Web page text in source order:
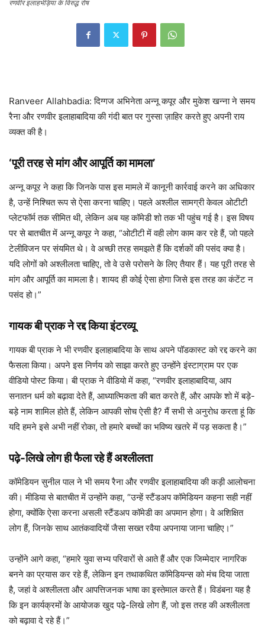
रणवीर इलाहभेड़िया के विरुद्ध रोष
Ranveer Allahbadia: दिग्गज अभिनेता अन्नू कपूर और मुकेश खन्ना ने समय
रैना और रणवीर इलाहाबादिया की गंदी बात पर गुस्सा ज़ाहिर करते हुए अपनी राय
व्यक्त की है।
‘पूरी तरह से मांग और आपूर्ति का मामला’
अन्नू कपूर ने कहा कि जिनके पास इस मामले में कानूनी कार्रवाई करने का अधिकार
है, उन्हें निश्चित रूप से ऐसा करना चाहिए। पहले अश्लील सामग्री केवल ओटीटी
प्लेटफॉर्म तक सीमित थी, लेकिन अब यह कॉमेडी शो तक भी पहुंच गई है। इस विषय
पर से बातचीत में अन्नू कपूर ने कहा, “ओटीटी में वही लोग काम कर रहे हैं, जो पहले
टेलीविजन पर संयमित थे। वे अच्छी तरह समझते हैं कि दर्शकों की पसंद क्या है।
यदि लोगों को अश्लीलता चाहिए, तो वे उसे परोसने के लिए तैयार हैं। यह पूरी तरह से
मांग और आपूर्ति का मामला है। शायद ही कोई ऐसा होगा जिसे इस तरह का कंटेंट न
पसंद हो।”
गायक बी प्राक ने रद्द किया इंटरव्यू
गायक बी प्राक ने भी रणवीर इलाहाबादिया के साथ अपने पॉडकास्ट को रद्द करने का
फैसला किया। अपने इस निर्णय को साझा करते हुए उन्होंने इंस्टाग्राम पर एक
वीडियो पोस्ट किया। बी प्राक ने वीडियो में कहा, “रणवीर इलाहाबादिया, आप
सनातन धर्म को बढ़ावा देते हैं, आध्यात्मिकता की बात करते हैं, और आपके शो में बड़े-
बड़े नाम शामिल होते हैं, लेकिन आपकी सोच ऐसी है? मैं सभी से अनुरोध करता हूं कि
यदि हमने इसे अभी नहीं रोका, तो हमारे बच्चों का भविष्य खतरे में पड़ सकता है।”
पढ़े-लिखे लोग ही फैला रहे हैं अश्लीलता
कॉमेडियन सुनील पाल ने भी समय रैना और रणवीर इलाहाबादिया की कड़ी आलोचना
की। मीडिया से बातचीत में उन्होंने कहा, “उन्हें स्टैंडअप कॉमेडियन कहना सही नहीं
होगा, क्योंकि ऐसा करना असली स्टैंडअप कॉमेडी का अपमान होगा। वे अशिक्षित
लोग हैं, जिनके साथ आतंकवादियों जैसा सख्त रवैया अपनाया जाना चाहिए।”
उन्होंने आगे कहा, “हमारे युवा सभ्य परिवारों से आते हैं और एक जिम्मेदार नागरिक
बनने का प्रयास कर रहे हैं, लेकिन इन तथाकथित कॉमेडियन्स को मंच दिया जाता
है, जहां वे अश्लीलता और आपत्तिजनक भाषा का इस्तेमाल करते हैं। विडंबना यह है
कि इन कार्यक्रमों के आयोजक खुद पढ़े-लिखे लोग हैं, जो इस तरह की अश्लीलता
को बढ़ावा दे रहे हैं।”